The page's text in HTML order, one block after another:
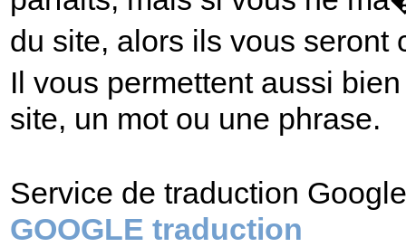
du site, alors ils vous
Il vous permettent aussi
site, un mot ou une phrase.
Service de traduction
GOOGLE traduction